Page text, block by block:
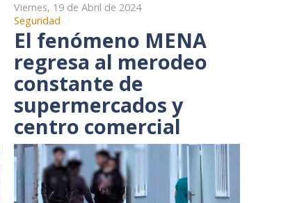
Viernes, 19 de Abril de 2024
Seguridad
El fenómeno MENA
regresa al merodeo
constante de
supermercados y
centro comercial